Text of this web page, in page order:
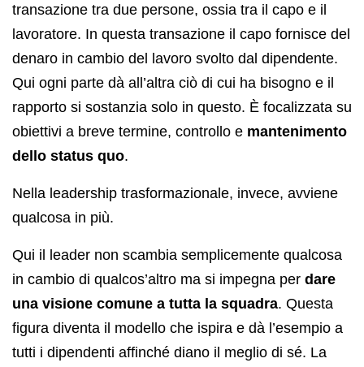
transazione tra due persone, ossia tra il capo e il
lavoratore. In questa transazione il capo fornisce del
denaro in cambio del lavoro svolto dal dipendente.
Qui ogni parte dà all’altra ciò di cui ha bisogno e il
rapporto si sostanzia solo in questo. È focalizzata su
obiettivi a breve termine, controllo e mantenimento
dello status quo.
Nella leadership trasformazionale, invece, avviene
qualcosa in più.
Qui il leader non scambia semplicemente qualcosa
in cambio di qualcos’altro ma si impegna per dare
una visione comune a tutta la squadra. Questa
figura diventa il modello che ispira e dà l’esempio a
tutti i dipendenti affinché diano il meglio di sé. La